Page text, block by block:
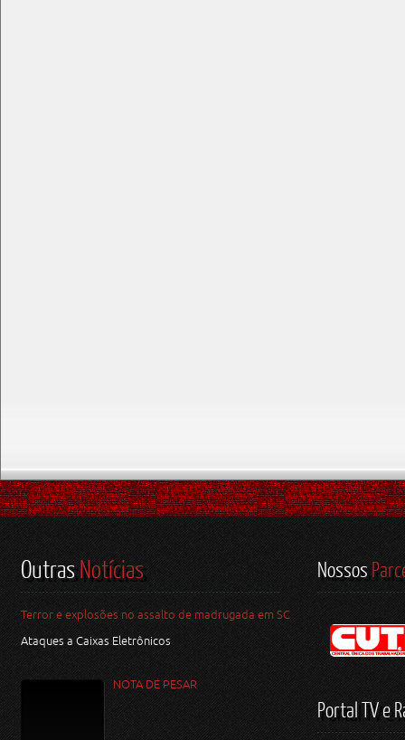
OutrasNotícias
Terror e explosões no assalto de madrugada em SC
Ataques a Caixas Eletrônicos
NOTA DE PESAR
Nossos
Portal TV e